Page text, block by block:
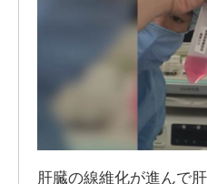
肝臓の線維化が進んで